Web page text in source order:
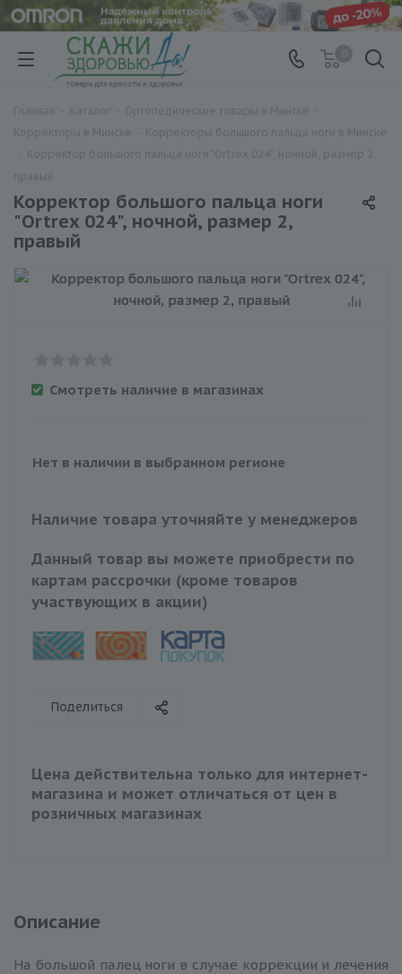
Корректор большого пальца ноги
"Ortrex 024", ночной, размер 2,
правый
Смотреть наличие в магазинах
Нет в наличии в выбранном регионе
Наличие товара уточняйте у менеджеров
Данный товар вы можете приобрести по
картам рассрочки (кроме товаров
участвующих в акции)
Поделиться
Цена действительна только для интернет-
магазина и может отличаться от цен в
розничных магазинах
Описание
На большой палец ноги в случае коррекции и лечения